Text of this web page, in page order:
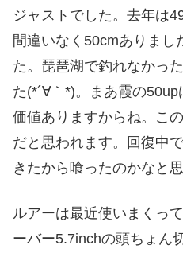
ジャストでした。去年は
間違いなく50cmありまし
た。琵琶湖で釣れなかっ
た(*´∀｀*)。まあ霞の
価値ありますからね。こ
だと思われます。回復中
きたから喰ったのかなと思
ルアーは最近使いまくっ
ーバー5.7inchの頭ちょん